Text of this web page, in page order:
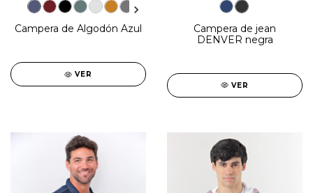
Campera de Algodón Azul
VER
Campera de jean
DENVER negra
VER